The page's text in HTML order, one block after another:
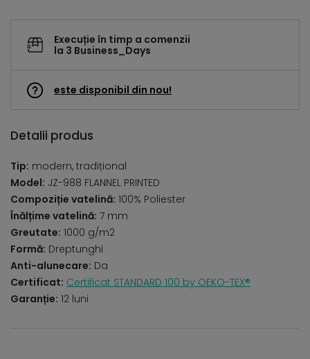
Execuție în timp a comenzii
la 3 Business_Days
este disponibil din nou!
Detalii produs
Tip: modern, tradițional
Model: JZ-988 FLANNEL PRINTED
Compoziție vatelină: 100% Poliester
Înălțime vatelină: 7 mm
Greutate: 1000 g/m2
Formă: Dreptunghi
Anti-alunecare: Da
Certificat: Certificat STANDARD 100 by OEKO-TEX®
Garanție: 12 luni